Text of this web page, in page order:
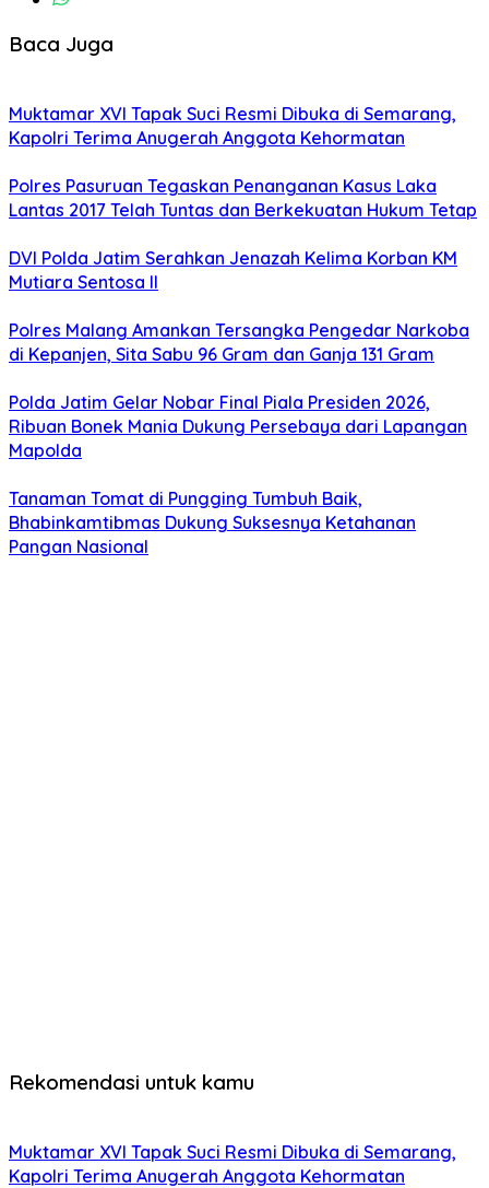
Baca Juga
Muktamar XVI Tapak Suci Resmi Dibuka di Semarang,
Kapolri Terima Anugerah Anggota Kehormatan
Polres Pasuruan Tegaskan Penanganan Kasus Laka
Lantas 2017 Telah Tuntas dan Berkekuatan Hukum Tetap
DVI Polda Jatim Serahkan Jenazah Kelima Korban KM
Mutiara Sentosa II
Polres Malang Amankan Tersangka Pengedar Narkoba
di Kepanjen, Sita Sabu 96 Gram dan Ganja 131 Gram
Polda Jatim Gelar Nobar Final Piala Presiden 2026,
Ribuan Bonek Mania Dukung Persebaya dari Lapangan
Mapolda
Tanaman Tomat di Pungging Tumbuh Baik,
Bhabinkamtibmas Dukung Suksesnya Ketahanan
Pangan Nasional
Rekomendasi untuk kamu
Muktamar XVI Tapak Suci Resmi Dibuka di Semarang,
Kapolri Terima Anugerah Anggota Kehormatan